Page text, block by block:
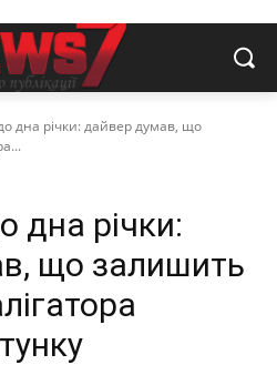
дна річки: дайвер думав, що
дна річки:
що залишить